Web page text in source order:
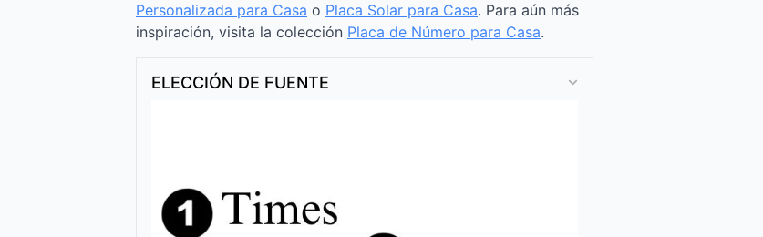
Personalizada para Casa o Placa Solar para Casa. Para aún más
inspiración, visita la colección Placa de Número para Casa.
ELECCIÓN DE FUENTE